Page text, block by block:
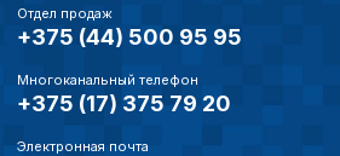
Отдел продаж
+375 (44) 500 95 95
Многоканальный телефон
+375 (17) 375 79 20
Электронная почта